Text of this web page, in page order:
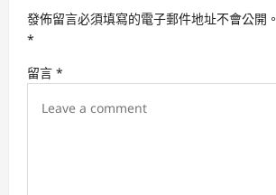
a
t
i
發佈留言必須填寫的電子郵件地址不會公開。
*
留言 *